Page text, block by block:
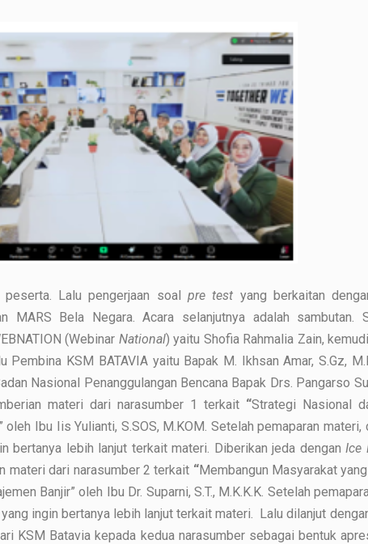
Lalu pengerjaan soal pre test yang berkaitan
MARS Bela Negara. Acara selanjutnya adalah sambutan.
(Webinar National) yaitu Shofia Rahmalia Zain,
Pembina KSM BATAVIA yaitu Bapak M. Ikhsan Amar, S.Gz,
Nasional Penanggulangan Bencana Bapak Drs. Pangarso
materi dari narasumber 1 terkait “Strategi Nasional
Ibu Iis Yulianti, S.SOS, M.KOM. Setelah pemaparan materi,
bertanya lebih lanjut terkait materi. Diberikan jeda denganIce
materi dari narasumber 2 terkait “Membangun Masyarakat
Banjir” oleh Ibu Dr. Suparni, S.T., M.K.K.K. Setelah
ingin bertanya lebih lanjut terkait materi. Lalu dilanjut
KSM Batavia kepada kedua narasumber sebagai bentuk